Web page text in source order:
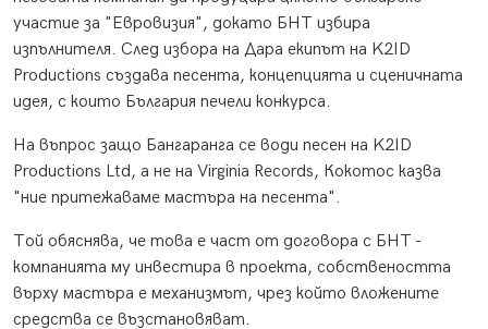
участие за "Евровизия", докато БНТ избира
изпълнителя. След избора на Дара екипът на K2ID
Productions създава песента, концепцията и сценичната
идея, с които България печели конкурса.
На въпрос защо Бангаранга се води песен на K2ID
Productions Ltd, а не на Virginia Records, Кокотос казва
"ние притежаваме мастъра на песента".
Той обяснява, че това е част от договора с БНТ -
компанията му инвестира в проекта, собствеността
върху мастъра е механизмът, чрез който вложените
средства се възстановяват.